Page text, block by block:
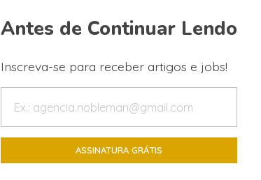
Antes de Continuar Lendo
Inscreva-se para receber artigos e jobs!